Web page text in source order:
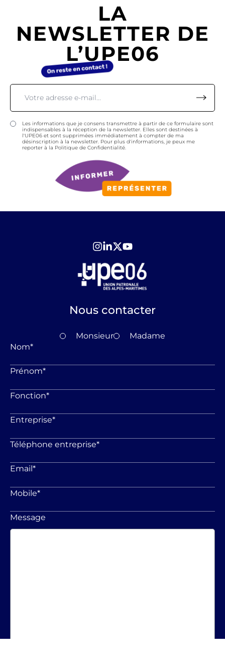
LA
NEWSLETTER DE
L’UPE06
Les informations que je consens transmettre à partir de ce formulaire sont
indispensables à la réception de la newsletter. Elles sont destinées à
l'UPE06 et sont supprimées immédiatement à compter de ma
désinscription à la newsletter. Pour plus d'informations, je peux me
reporter à la Politique de Confidentialité.
Nous contacter
Monsieur
Madame
Nom*
Prénom*
Fonction*
Entreprise*
Téléphone entreprise*
Email *
Mobile*
Message